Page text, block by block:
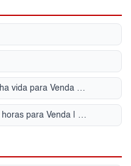
Apartamento minha casa minha vida para Venda | Vila Ré
Apartamento com portaria 24 horas para Venda | Vila Ré